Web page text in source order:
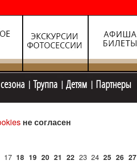
Труппа Детям Партнеры
не согласен
17 18 19 20 21 22 23 24 25 26 27